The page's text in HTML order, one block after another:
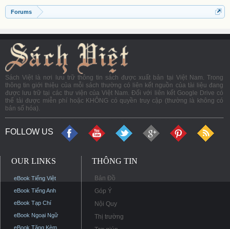
Forums
Sách Việt là nơi lưu trữ thông tin sách được xuất bản tại Việt Nam. Trong
thông tin giới thiệu của mỗi sách thường có liên kết nguồn của tài liệu đang
được lưu trữ tại các thư viện của Việt Nam. Đối với liên kết Google Drive có
thể tải được miễn phí hoặc KHÔNG có quyền truy cập (thường là không có
bản số hóa).
FOLLOW US
OUR LINKS
eBook Tiếng Việt
eBook Tiếng Anh
eBook Tạp Chí
eBook Ngoại Ngữ
eBook Tặng Kèm
THÔNG TIN
Bản Đồ
Góp Ý
Nội Quy
Thị trường